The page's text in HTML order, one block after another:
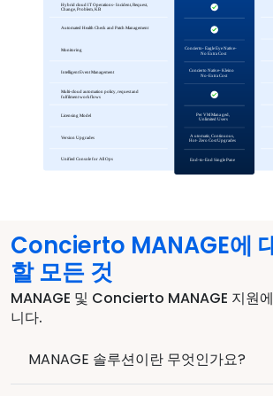
Concierto MANAGE에
할 모든 것
MANAGE 및 Concierto MANAGE 지원
니다.
MANAGE 솔루션이란 무엇인가요?